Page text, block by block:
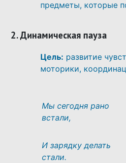
предметы, которые
2. Динамическая пауза
Цель: развитие
моторики,
Мы сегодня рано
встали,
И зарядку делать
стали.